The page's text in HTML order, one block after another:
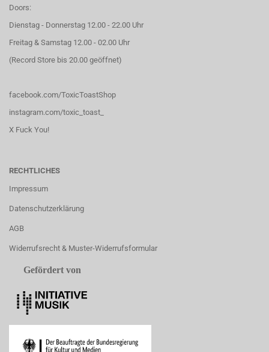
Doors:
Dienstag - Donnerstag 12.00 - 22.00 Uhr
Freitag & Samstag 12.00 - 02.00 Uhr
(Record Store bis 20.00 geöffnet)
facebook.com/ToxicToastShop
instagram.com/toxic_toast_
X Fuck You!
RECHTLICHES
Impressum
Datenschutzerklärung
AGB
Widerrufsrecht & Muster-Widerrufsformular
Gefördert von